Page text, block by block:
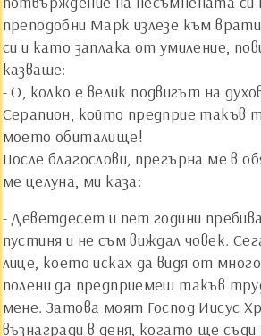
преподобни Марк излезе към
си и като заплака от умиление,
казваше:
- О, колко е велик подвигът на
Серапион, който предприе такъв
моето обиталище!
После благослови, прегърна ме в
ме целуна, ми каза:
- Деветдесет и пет години
пустиня и не съм виждал човек.
лице, което исках да видя от
полени да предприемеш такъв
мене. Затова моят Господ Иисус
възнагради в деня, когато ще